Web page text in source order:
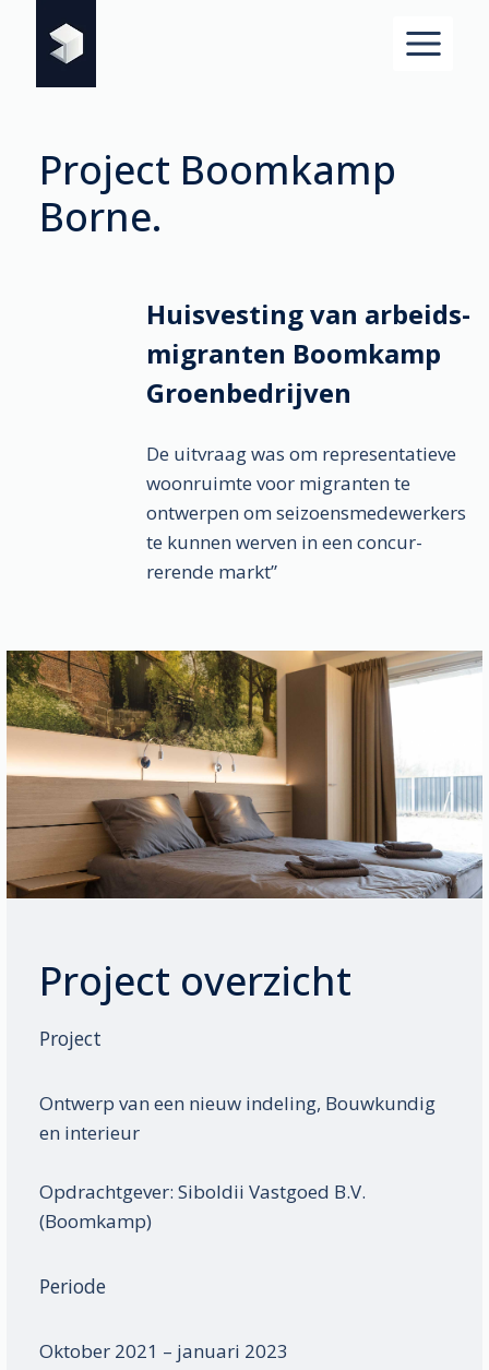
Project Boom­kamp
Borne.
Huis­vesting van arbeids­
migranten Boomkamp
Groen­bedrij­ven
De uitvraag was om represen­tatieve
woon­ruimte voor migranten te
ontwerpen om seizoens­mede­werkers
te kunnen werven in een concur­
rerende markt”
Project overzicht
Project
Ontwerp van een nieuw indeling, Bouw­kundig
en interieur
Opdrachtgever: Siboldii Vastgoed B.V.
(Boomkamp)
Periode
Oktober 2021 – januari 2023